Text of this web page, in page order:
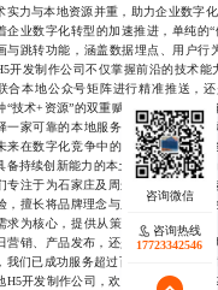
力与本地资源并重，助力企业数字
业数字化转型的加速推进，单纯的“
与跳转功能，涵盖数据埋点、用户
开发制作公司不仅掌握前沿的技术
合本地公众号矩阵进行精准推送，
“技术+资源”的双重赋能，让企业的营
家可靠的本地服务商，本质上是一
来在数字化竞争中的主动权。那些
备持续创新能力的本土团队，正在成
注于为石家庄及周边地区企业提供
，擅长将品牌理念与用户心理深度融
求为核心，提供从策划、设计到开发
营销、产品发布，还是会员拉新、活
我们已成功服务超过百家企业，客户
H5开发制作公司，欢迎随时联系，
咨询热线
17723342546
咨询热线
17723342546